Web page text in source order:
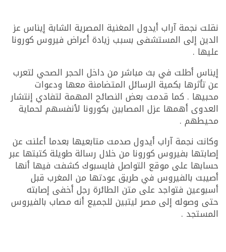
نقلت نجمة آراب أيدول المغنية المصرية الشابة إيناس عز
الدين إلى المستشفى بسبب زيادة أعراض فيروس كورونا
عليها .
إيناس أطلت في بث مباشر من داخل الحجر الصحي لتعرب
عن تأثرها بكمية الرسائل المتضامنة معها ودعوات
محبيها . كما قدمت بعض النصائح المهمة لتفادي إنتشار
العدوى أهمها عزل المصابين بكورونا لأنفسهم لحماية
محيطهم .
وكانت نجمة آراب أيدول صدمت متابعيها بعدما أعلنت عن
إصابتها بفيروس كورونا من خلال رسالة طويلة كتبتها عبر
حسابها على موقع التواصل فايسبوك كشفت فيها أنها
أصيبت بالفيروس في طريق عودتها من المغرب قبل
أسبوعين فتواجد على متن الطائرة رجل أخفى إصابته
حتى وصوله إلى مصر ليتبين للجميع أنه مصاب بالفيروس
المستجد .